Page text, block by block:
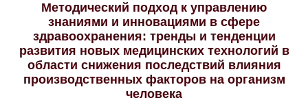
Методический подход к управлению
знаниями и инновациями в сфере
здравоохранения: тренды и тенденции
развития новых медицинских технологий в
области снижения последствий влияния
производственных факторов на организм
человека